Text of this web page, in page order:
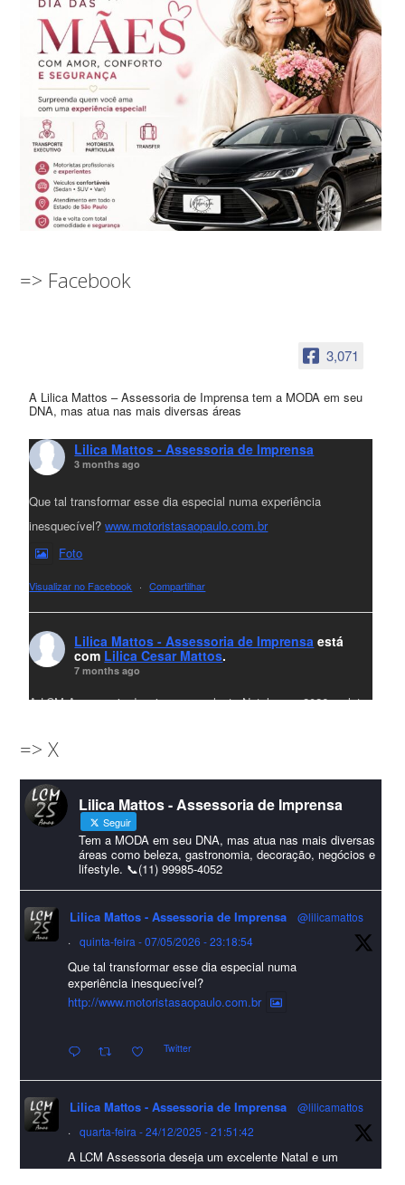
=> Facebook
3,071
A Lilica Mattos – Assessoria de Imprensa tem a MODA em seu
DNA, mas atua nas mais diversas áreas
Lilica Mattos - Assessoria de Imprensa
3 months ago
Que tal transformar esse dia especial numa experiência
inesquecível?www.motoristasaopaulo.com.br
Foto
Visualizar no Facebook · Compartilhar
Lilica Mattos - Assessoria de Imprensa está
com Lilica Cesar Mattos.
7 months ago
A LCM Assessoria deseja um excelente Natal e um 2026 repleto
amigos que sempre nos acompanham!🎄✨🥂❤️
#lcmassessoriassessoria#natal #merrychristmas #felizanonovo
#HappyNewYear
Foto
Visualizar no Facebook · Compartilhar
Lilica Mattos - Assessoria de Imprensa
9 months ago
A Abrafas - Associação Brasileira de Fibras Artificiais e
Sintéticas foi destaque na Revista Química e Derivados, na
incertezas do mercado global".
Confira detalhes 🗞📰📈
#sustentabilidade #FibrasSintéticas #EconomiaCircular #Abrafas
#IndústriaTêxtil
Foto
=> X
Lilica Mattos - Assessoria de Imprensa
Seguir
Tem a MODA em seu DNA, mas atua nas mais diversas
áreas como beleza, gastronomia, decoração, negócios e
lifestyle. 📞(11) 99985-4052
Lilica Mattos - Assessoria de Imprensa
@lilicamattos
·
quinta-feira - 07/05/2026 - 23:18:54
Que tal transformar esse dia especial numa
experiência inesquecível?
http://www.motoristasaopaulo.com.br
Twitter
Lilica Mattos - Assessoria de Imprensa
@lilicamattos
·
quarta-feira - 24/12/2025 - 21:51:42
A LCM Assessoria deseja um excelente Natal e um
2026 repleto de conquistas e realizações para todos